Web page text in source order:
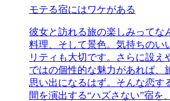
モテる宿にはワケがある
彼女と訪れる旅の楽しみって
料理、そして景色。気持ちのい
リティも大切です。さらに設え
ではの個性的な魅力があれば、
思い出になるはず。そんな恋す
間を演出する“ハズさない”宿を